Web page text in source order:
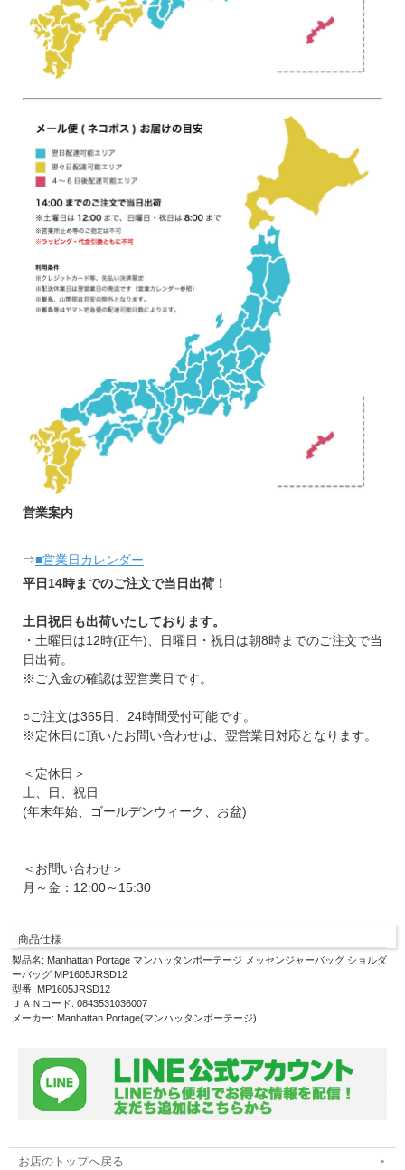
営業案内
⇒■営業日カレンダー
平日14時までのご注文で当日出荷！
土日祝日も出荷いたしております。
・土曜日は12時(正午)、日曜日・祝日は朝8時までのご注文で当
日出荷。
※ご入金の確認は翌営業日です。
○ご注文は365日、24時間受付可能です。
※定休日に頂いたお問い合わせは、翌営業日対応となります。
＜定休日＞
土、日、祝日
(年末年始、ゴールデンウィーク、お盆)
＜お問い合わせ＞
月～金：12:00～15:30
商品仕様
製品名: Manhattan Portage マンハッタンポーテージ メッセンジャーバッグ ショルダ
ーバッグ MP1605JRSD12
型番: MP1605JRSD12
ＪＡＮコード: 0843531036007
メーカー: Manhattan Portage(マンハッタンポーテージ)
お店のトップへ戻る